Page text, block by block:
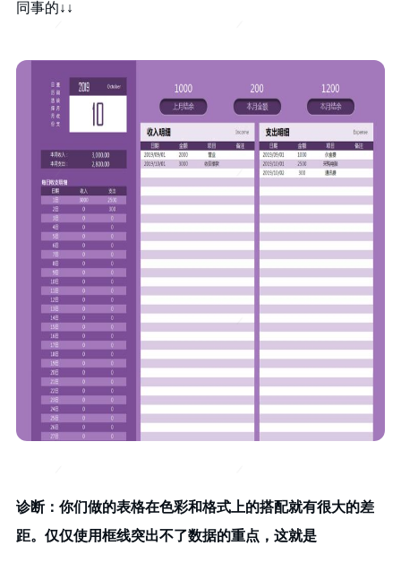
同事的↓↓
诊断：你们做的表格在色彩和格式上的搭配就有很大的差
距。仅仅使用框线突出不了数据的重点，这就是